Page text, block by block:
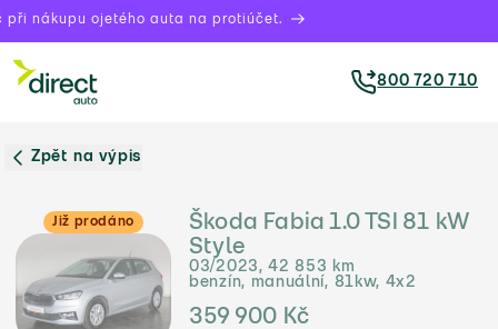
nákupu ojetého auta na protiúčet.
800 720 710
Zpět na výpis
Již prodáno
Škoda Fabia 1.0 TSI 81 kW
Style
03/2023, 42 853 km
benzín, manuální, 81kw, 4x2
359 900 Kč